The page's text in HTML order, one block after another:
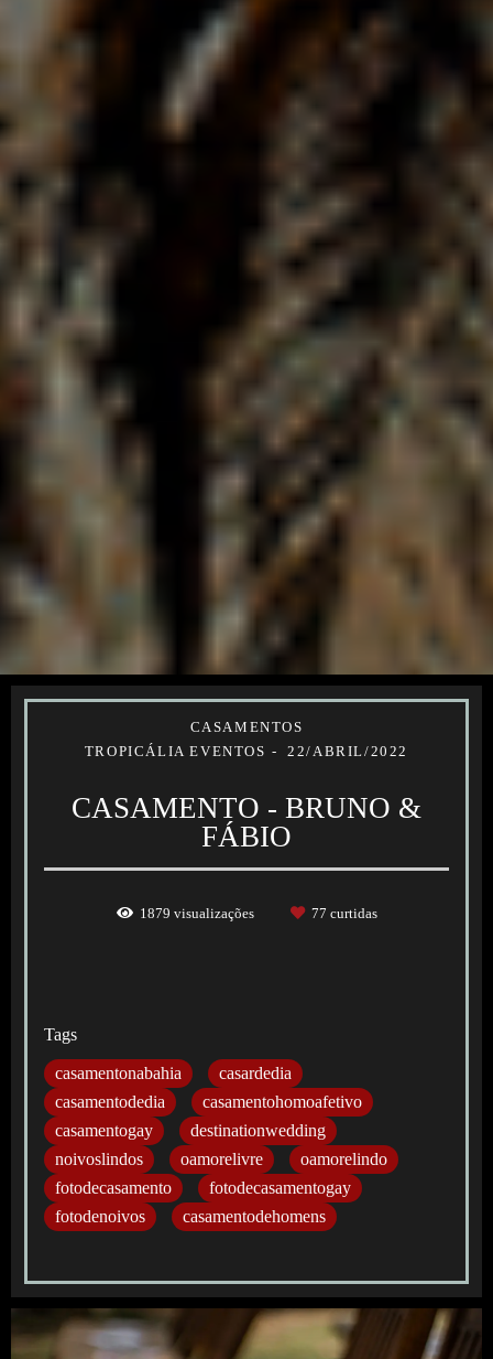
CASAMENTOS
TROPICÁLIA EVENTOS
22/ABRIL/2022
CASAMENTO - BRUNO &
FÁBIO
1879 visualizações 77 curtidas
Tags
casamentonabahia
casardedia
casamentodedia
casamentohomoafetivo
casamentogay
destinationwedding
noivoslindos
oamorelivre
oamorelindo
fotodecasamento
fotodecasamentogay
fotodenoivos
casamentodehomens